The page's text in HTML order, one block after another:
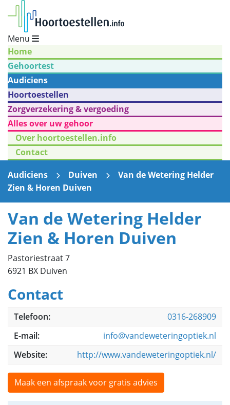
Menu
Home
Gehoortest
Audiciens
Hoortoestellen
Zorgverzekering & vergoeding
Alles over uw gehoor
Over hoortoestellen.info
Contact
Audiciens
Duiven
Van de Wetering Helder
Zien & Horen Duiven
Van de Wetering Helder
Zien & Horen Duiven
Pastoriestraat 7
6921 BX Duiven
Contact
Telefoon:
0316-268909
E-mail:
info@vandeweteringoptiek.nl
Website:
http://www.vandeweteringoptiek.nl/
Maak een afspraak voor gratis advies